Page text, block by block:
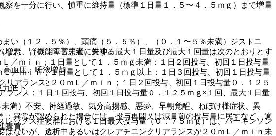
。
い（１２．５％）、頭痛（５．５％）、（０．１〜５％未満）ジストニ
増悪、（０．１％未満）失神。
血圧、唾液増加。
低下。
満）不安、神経過敏、気分高揚感、悪夢、早朝覚醒、ねぼけ様症状、異
異常が認められた場合には、投与再開又は減量前の投与量に戻すなど、適
買。
を十分に行い、慎重に維持量（標準１日量１．５〜４．５ｍｇ）まで増量
お、腎機能障害患者に対する最大１日量及び最大１回量は次のとおりとす
／ｍｉｎ；１日量として１．５ｍｇ未満：１日２回投与、初回１日投与量
／ｍｉｎ；１日量として１．５ｍｇ以上：１日３回投与、初回１日投与量
アランス≧２０ｍＬ／ｍｉｎ；１日２回投与、初回１日投与量０．１２５
ンス；１日１回投与、初回１日投与量０．１２５ｍｇ×１回、最大１日量
ッグス症候群における１日最大投与量（０．７５ｍｇ）は、パーキンソン
ないが、透析中あるいはクレアチニンクリアランスが２０ｍＬ／ｍｉｎ未